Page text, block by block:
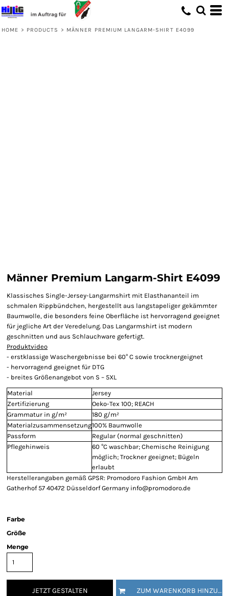
HOME > PRODUCTS > MÄNNER PREMIUM LANGARM-SHIRT E4099
Männer Premium Langarm-Shirt E4099
Klassisches Single-Jersey-Langarmshirt mit Elasthananteil im
schmalen Rippbündchen, hergestellt aus langstapeliger gekämmter
Baumwolle, die besonders feine Oberfläche ist hervorragend geeignet
für jegliche Art der Veredelung. Das Langarmshirt ist modern
geschnitten und aus Schlauchware gefertigt.
Produktvideo
- erstklassige Waschergebnisse bei 60° C sowie trocknergeignet
- hervorragend geeignet für DTG
- breites Größenangebot von S – 5XL
Material
Jersey
Zertifizierung
Oeko-Tex 100; REACH
Grammatur in g/m²
180 g/m²
Materialzusammensetzung100% Baumwolle
Passform
Regular (normal geschnitten)
Pflegehinweis
60 °C waschbar; Chemische Reinigung
möglich; Trockner geeignet; Bügeln
erlaubt
Herstellerangaben gemäß GPSR: Promodoro Fashion GmbH Am
Gatherhof 57 40472 Düsseldorf Germany info@promodoro.de
Farbe
Größe
Menge
JETZT GESTALTEN ZUM WARENKORB HINZUFÜGEN